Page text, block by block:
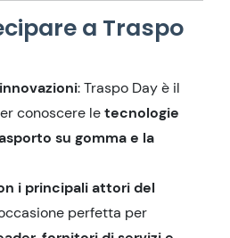
a Traspo
: Traspo Day è il
conoscere letecnologie
su gomma e la
i principali attori del
perfetta per